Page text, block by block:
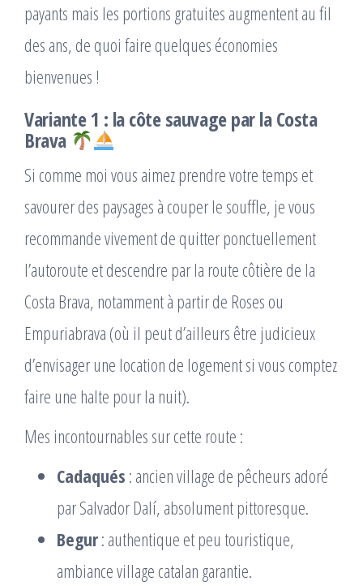
payants mais les portions gratuites augmentent au fil
des ans, de quoi faire quelques économies
bienvenues !
Variante 1 : la côte sauvage par la Costa
Brava
Si comme moi vous aimez prendre votre temps et
savourer des paysages à couper le souffle, je vous
recommande vivement de quitter ponctuellement
l’autoroute et descendre par la route côtière de la
Costa Brava, notamment à partir de Roses ou
Empuriabrava (où il peut d’ailleurs être judicieux
d’envisager une location de logement si vous comptez
faire une halte pour la nuit).
Mes incontournables sur cette route :
Cadaqués : ancien village de pêcheurs adoré
par Salvador Dalí, absolument pittoresque.
Begur: authentique et peu touristique,
ambiance village catalan garantie.